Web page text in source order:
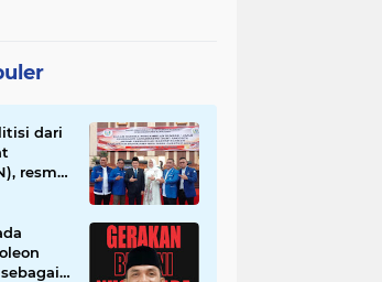
dari
resmi
sebagai